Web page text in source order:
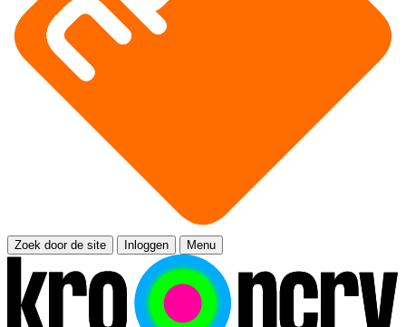
Zoek door de site Inloggen Menu